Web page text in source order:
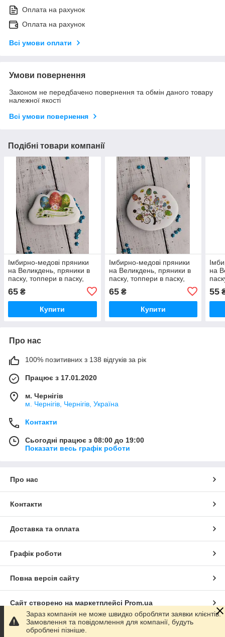
Оплата на рахунок
Оплата на рахунок
Всі умови оплати
Умови повернення
Законом не передбачено повернення та обмін даного товару
належної якості
Всі умови повернення
Подібні товари компанії
Імбирно-медові пряники
на Великдень, пряники в
паску, топпери в паску,
паличках
65 ₴
Купити
Імбирно-медові пряники
на Великдень, пряники в
паску, топпери в паску,
паличках
65₴
Купити
на
55
Про нас
100% позитивних з 138 відгуків за рік
Працює з 17.01.2020
м. Чернігів
м. Чернігів, Чернігів, Україна
Контакти
Сьогодні працює з 08:00 до 19:00
Показати весь графік роботи
Про нас
Контакти
Доставка та оплата
Графік роботи
Повна версія сайту
Сайт створено на маркетплейсі Prom.ua
Політика конфіденційності
Зараз компанія не може швидко обробляти заявки клієнтів.
Замовлення та повідомлення для компанії, будуть
оброблені пізніше.